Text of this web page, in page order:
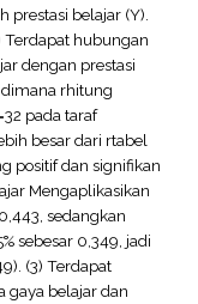
prestasi belajar (Y).
Terdapat hubungan
dengan prestasi
rhitung
pada taraf
besar dari rtabel
positif dan signifikan
Mengaplikasikan
sedangkan
sebesar 0,349, jadi
(3) Terdapat
gaya belajar dan